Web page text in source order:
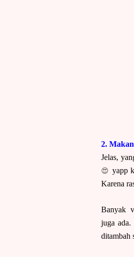
2.
Jelas,
😍 yapp
Karena
Banyak
juga
ditambah